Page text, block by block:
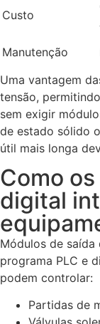
Custo
Manutenção
Uma vantagem
tensão,
sem exigir
de estado sólido
útil mais longa
Como
digital
Módulos de
programa PLC e
podem controlar:
Partidas de